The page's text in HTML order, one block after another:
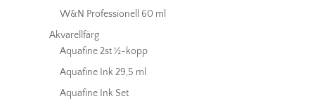
W&N Professionell 60 ml
Akvarellfärg
Aquafine 2st ½-kopp
Aquafine Ink 29,5 ml
Aquafine Ink Set